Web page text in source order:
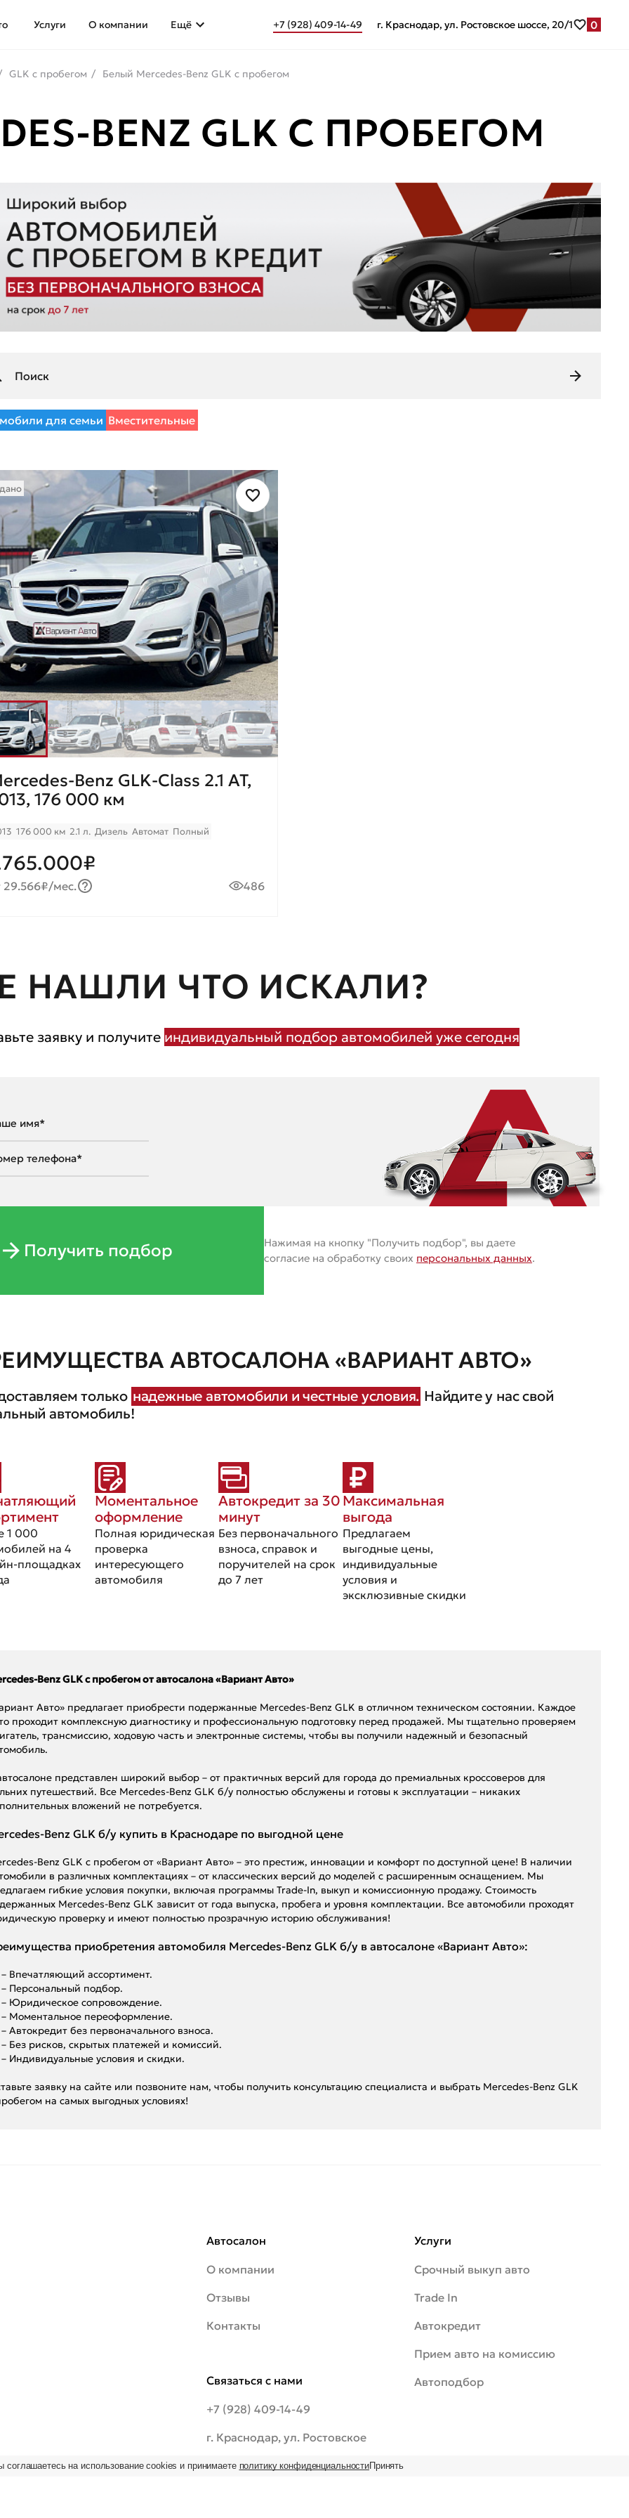
Услуги О компании Ещё +7 (928) 409-14-49 г. Краснодар, ул. Ростовское шоссе, 20/1 0
GLK с пробегом Белый Mercedes-Benz GLK с пробегом
BENZ GLK С ПРОБЕГОМ
для семьи Вместительные
Benz GLK-Class 2.1 AT,
176 000 км
176 000 км 2.1 л. Дизель Автомат Полный
29.566₽/мес. 486
НАШЛИ ЧТО ИСКАЛИ?
заявку и получите индивидуальный подбор автомобилей уже сегодня
Получить подбор
Нажимая на кнопку "Получить подбор", вы даете
согласие на обработку своих персональных данных.
АВТОСАЛОНА «ВАРИАНТ АВТО»
только надежные автомобили и честные условия. Найдите у нас свой
автомобиль!
1 000
на 4
площадках
Моментальное
оформление
Полная юридическая
проверка
интересующего
автомобиля
Автокредит за 30
минут
Без первоначального
взноса, справок и
поручителей на срок
до 7 лет
Максимальная
выгода
Предлагаем
выгодные цены,
индивидуальные
условия и
эксклюзивные скидки
Benz GLK с пробегом от автосалона «Вариант Авто»
Авто» предлагает приобрести подержанные Mercedes-Benz GLK в отличном техническом состоянии. Каждое
проходит комплексную диагностику и профессиональную подготовку перед продажей. Мы тщательно проверяем
трансмиссию, ходовую часть и электронные системы, чтобы вы получили надежный и безопасный
представлен широкий выбор – от практичных версий для города до премиальных кроссоверов для
путешествий. Все Mercedes-Benz GLK б/у полностью обслужены и готовы к эксплуатации – никаких
вложений не потребуется.
Benz GLK б/у купить в Краснодаре по выгодной цене
Benz GLK с пробегом от «Вариант Авто» – это престиж, инновации и комфорт по доступной цене! В наличии
в различных комплектациях – от классических версий до моделей с расширенным оснащением. Мы
гибкие условия покупки, включая программы Trade-In, выкуп и комиссионную продажу. Стоимость
Mercedes-Benz GLK зависит от года выпуска, пробега и уровня комплектации. Все автомобили проходят
проверку и имеют полностью прозрачную историю обслуживания!
приобретения автомобиля Mercedes-Benz GLK б/у в автосалоне «Вариант Авто»:
– Впечатляющий ассортимент.
– Персональный подбор.
– Юридическое сопровождение.
– Моментальное переоформление.
– Автокредит без первоначального взноса.
– Без рисков, скрытых платежей и комиссий.
– Индивидуальные условия и скидки.
заявку на сайте или позвоните нам, чтобы получить консультацию специалиста и выбрать Mercedes-Benz GLK
на самых выгодных условиях!
Автосалон
О компании
Отзывы
Контакты
Связаться с нами
+7 (928) 409-14-49
г. Краснодар, ул. Ростовское
шоссе, 20/1
Услуги
Срочный выкуп авто
Trade In
Автокредит
Прием авто на комиссию
Автоподбор
соглашаетесь на использование cookies и принимаете политику конфиденциальностиПринять